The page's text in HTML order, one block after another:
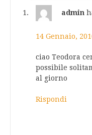
admin
14 Gennaio,
ciao Teodora
possibile
al giorno
Rispondi